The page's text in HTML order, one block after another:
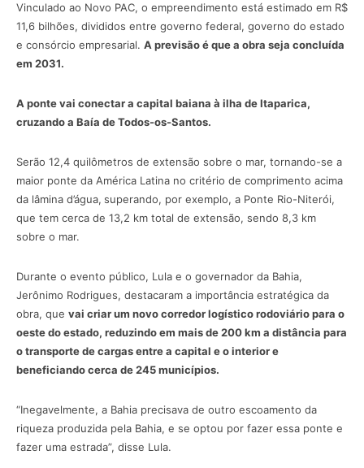
Vinculado ao Novo PAC, o empreendimento está estimado em R$
11,6 bilhões, divididos entre governo federal, governo do estado
e consórcio empresarial. A previsão é que a obra seja concluída
em 2031.
A ponte vai conectar a capital baiana à ilha de Itaparica,
cruzando a Baía de Todos-os-Santos.
Serão 12,4 quilômetros de extensão sobre o mar, tornando-se a
maior ponte da América Latina no critério de comprimento acima
da lâmina d’água, superando, por exemplo, a Ponte Rio-Niterói,
que tem cerca de 13,2 km total de extensão, sendo 8,3 km
sobre o mar.
Durante o evento público, Lula e o governador da Bahia,
Jerônimo Rodrigues, destacaram a importância estratégica da
obra, que vai criar um novo corredor logístico rodoviário para o
oeste do estado, reduzindo em mais de 200 km a distância para
o transporte de cargas entre a capital e o interior e
beneficiando cerca de 245 municípios.
“Inegavelmente, a Bahia precisava de outro escoamento da
riqueza produzida pela Bahia, e se optou por fazer essa ponte e
fazer uma estrada”, disse Lula.